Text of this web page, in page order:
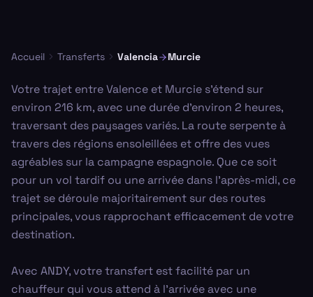
Accueil Transferts Valencia Murcie
Votre trajet entre Valence et Murcie s'étend sur
environ 216 km, avec une durée d'environ 2 heures,
traversant des paysages variés. La route serpente à
travers des régions ensoleillées et offre des vues
agréables sur la campagne espagnole. Que ce soit
pour un vol tardif ou une arrivée dans l'après-midi, ce
trajet se déroule majoritairement sur des routes
principales, vous rapprochant efficacement de votre
destination.
Avec ANDY, votre transfert est facilité par un
chauffeur qui vous attend à l'arrivée avec une